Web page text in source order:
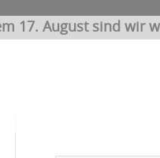
17. August sind wir